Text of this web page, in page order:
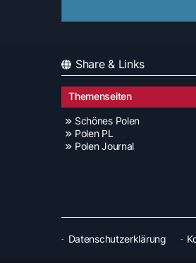
Share & Links
Themenseiten
Schönes Polen
Polen PL
Polen Journal
Datenschutzerklärung